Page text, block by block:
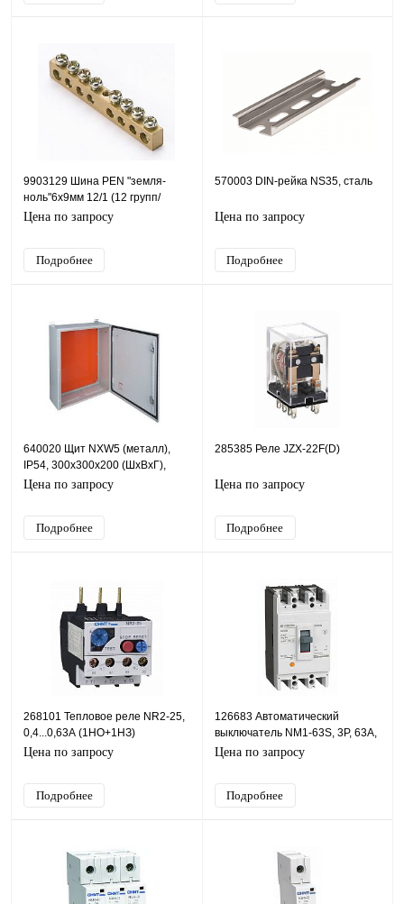
9903129 Шина PEN "земля-
ноль"6х9мм 12/1 (12 групп/
крепеж по центру)
Цена по запросу
Подробнее
570003 DIN-рейка NS35, сталь
Цена по запросу
Подробнее
640020 Щит NXW5 (металл),
IP54, 300х300х200 (ШхВхГ),
c.МП
Цена по запросу
Подробнее
285385 Реле JZX-22F(D)
Цена по запросу
Подробнее
268101 Тепловое реле NR2-25,
0,4...0,63А (1НО+1НЗ)
Цена по запросу
Подробнее
126683 Автоматический
выключатель NM1-63S, 3P, 63А,
15кА
Цена по запросу
Подробнее